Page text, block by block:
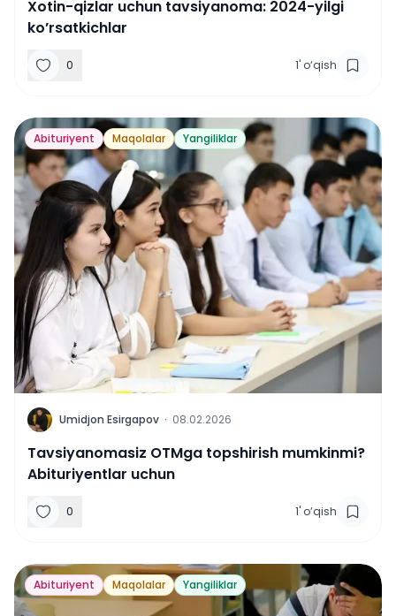
Xotin-qizlar uchun tavsiyanoma: 2024-yilgi
ko’rsatkichlar
0 1' o‘qish
Abituriyent Maqolalar Yangiliklar
U Umidjon Esirgapov · 08.02.2026
Tavsiyanomasiz OTMga topshirish mumkinmi?
Abituriyentlar uchun
0 1' o‘qish
Abituriyent Maqolalar Yangiliklar